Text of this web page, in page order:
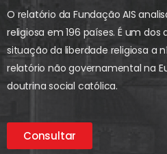
O relatório da Fundação AIS
religiosa em 196 países. É um
situação da liberdade religiosa a
relatório não governamental na
doutrina social católica.
Consultar